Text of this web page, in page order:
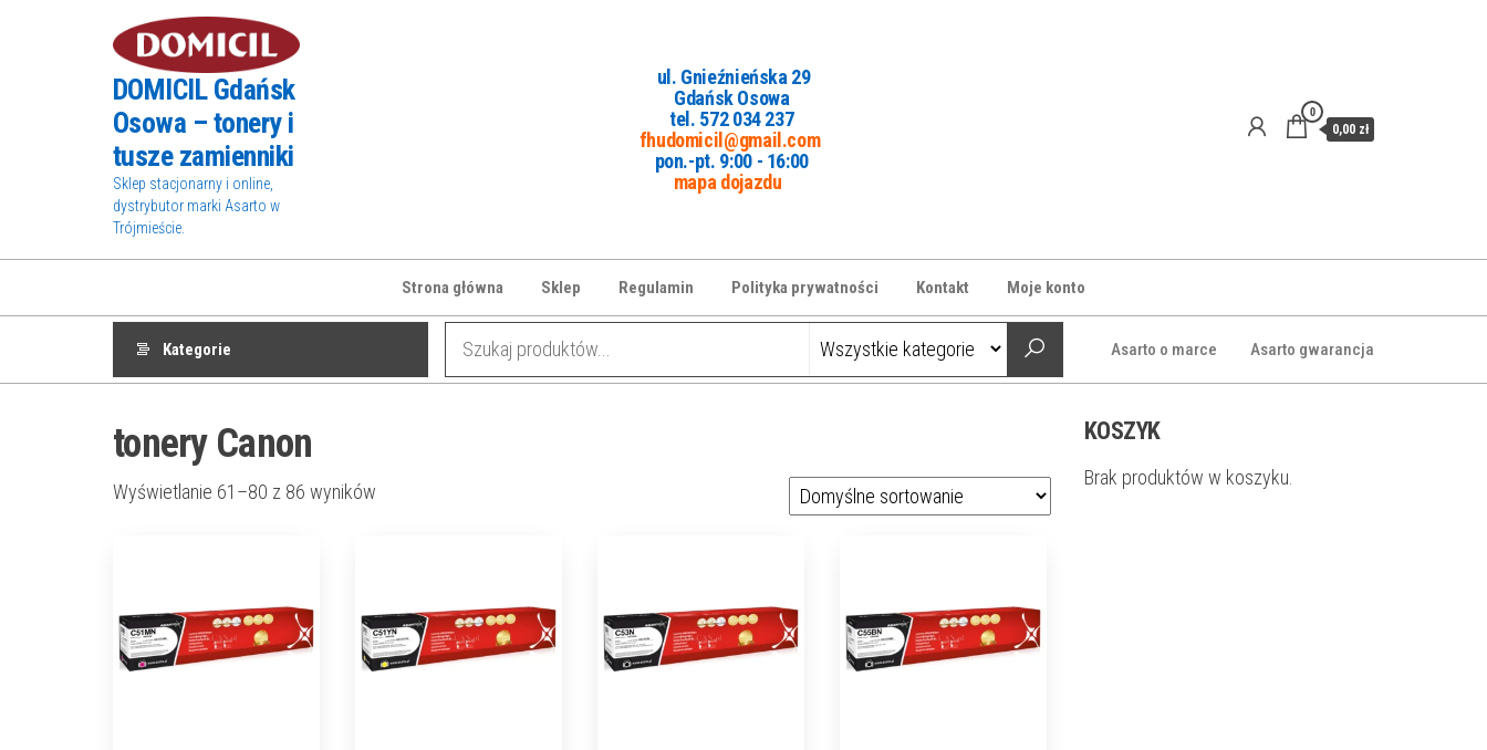
DOMICIL Gdańsk
Osowa – tonery i
tusze zamienniki
Sklep stacjonarny i online,
dystrybutor marki Asarto w
Trójmieście.
ul. Gnieźnieńska 29
Gdańsk Osowa
tel. 572 034 237
fhudomicil@gmail.com
pon.-pt. 9:00 - 16:00
mapa dojazdu
0
0,00 zł
Strona główna Sklep Regulamin Polityka prywatności Kontakt Moje konto
Kategorie Asarto o marce Asarto gwarancja
tonery Canon
Wyświetlanie 61–80 z 86 wyników
KOSZYK
Brak produktów w koszyku.